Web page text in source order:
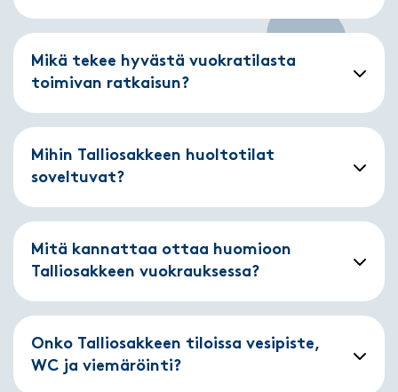
Mikä tekee hyvästä vuokratilasta
toimivan ratkaisun?
Mihin Talliosakkeen huoltotilat
soveltuvat?
Mitä kannattaa ottaa huomioon
Talliosakkeen vuokrauksessa?
Onko Talliosakkeen tiloissa vesipiste,
WC ja viemäröinti?